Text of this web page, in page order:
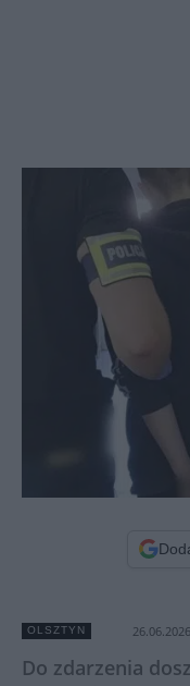
OLSZTYN 26.06.2026
Do zdarzenia